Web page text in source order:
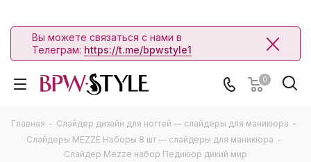
Вы можете связаться с нами в
Телеграм: https://t.me/bpwstyle1
0
Главная - Слайдер дизайн для ногтей — слайдеры для маникюра -
Слайдеры MEZZE Наборы 8 шт — слайдеры для маникюра -
Слайдер Mezze набор Педикюр дикий мир